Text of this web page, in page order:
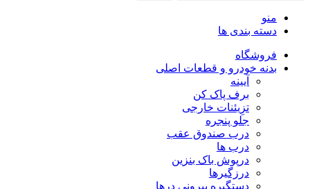
منو
دسته بندی ها
فروشگاه
بدنه خودرو و قطعات اصلی
آیینه
برف پاک کن
تزِیئنات خارجی
جلو پنجره
درب صندوق عقب
درب ها
درپوش باک بنزین
درزگیرها
دستگیره بیرونی درها